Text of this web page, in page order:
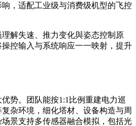
，适配工业级与消费级机型的飞控
解失速、推力变化與姿态控制原
控输入与系统响应一一映射，提升
势。团队能按1:1比例重建电力巡
杂环境，细化塔材、设备构造与周
景支持多传感器融合模拟，包括光